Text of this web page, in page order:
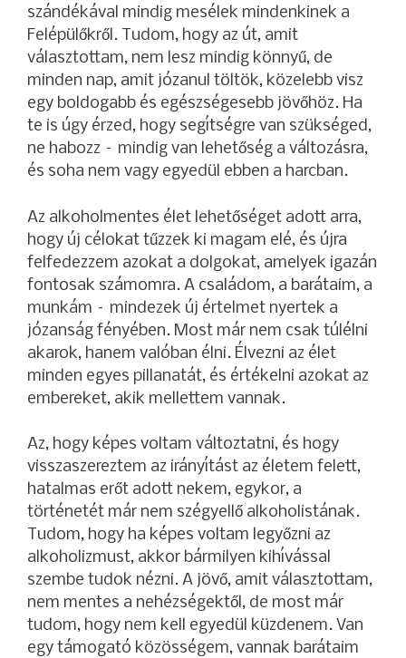
szándékával mindig mesélek mindenkinek a
Felépülőkről. Tudom, hogy az út, amit
választottam, nem lesz mindig könnyű, de
minden nap, amit józanul töltök, közelebb visz
egy boldogabb és egészségesebb jövőhöz. Ha
te is úgy érzed, hogy segítségre van szükséged,
ne habozz – mindig van lehetőség a változásra,
és soha nem vagy egyedül ebben a harcban.
Az alkoholmentes élet lehetőséget adott arra,
hogy új célokat tűzzek ki magam elé, és újra
felfedezzem azokat a dolgokat, amelyek igazán
fontosak számomra. A családom, a barátaim, a
munkám – mindezek új értelmet nyertek a
józanság fényében. Most már nem csak túlélni
akarok, hanem valóban élni. Élvezni az élet
minden egyes pillanatát, és értékelni azokat az
embereket, akik mellettem vannak.
Az, hogy képes voltam változtatni, és hogy
visszaszereztem az irányítást az életem felett,
hatalmas erőt adott nekem, egykor, a
történetét már nem szégyellő alkoholistának.
Tudom, hogy ha képes voltam legyőzni az
alkoholizmust, akkor bármilyen kihívással
szembe tudok nézni. A jövő, amit választottam,
nem mentes a nehézségektől, de most már
tudom, hogy nem kell egyedül küzdenem. Van
egy támogató közösségem, vannak barátaim